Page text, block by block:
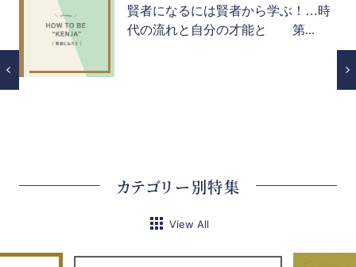
賢者になるには賢者から学ぶ！…時
代の流れと自分の才能と 第...
カテゴリー別特集
View All